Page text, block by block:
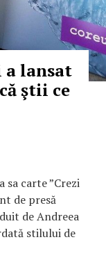
a lansat
ştii ce
sa carte ”Crezi
de presă
de Andreea
stilului de